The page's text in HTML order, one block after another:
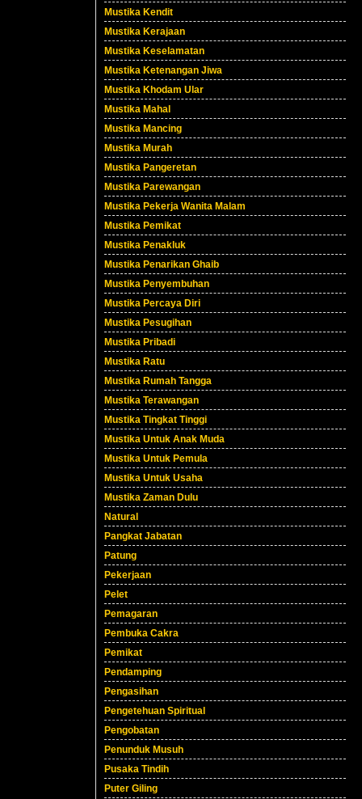
Mustika Kendit
Mustika Kerajaan
Mustika Keselamatan
Mustika Ketenangan Jiwa
Mustika Khodam Ular
Mustika Mahal
Mustika Mancing
Mustika Murah
Mustika Pangeretan
Mustika Parewangan
Mustika Pekerja Wanita Malam
Mustika Pemikat
Mustika Penakluk
Mustika Penarikan Ghaib
Mustika Penyembuhan
Mustika Percaya Diri
Mustika Pesugihan
Mustika Pribadi
Mustika Ratu
Mustika Rumah Tangga
Mustika Terawangan
Mustika Tingkat Tinggi
Mustika Untuk Anak Muda
Mustika Untuk Pemula
Mustika Untuk Usaha
Mustika Zaman Dulu
Natural
Pangkat Jabatan
Patung
Pekerjaan
Pelet
Pemagaran
Pembuka Cakra
Pemikat
Pendamping
Pengasihan
Pengetehuan Spiritual
Pengobatan
Penunduk Musuh
Pusaka Tindih
Puter Giling